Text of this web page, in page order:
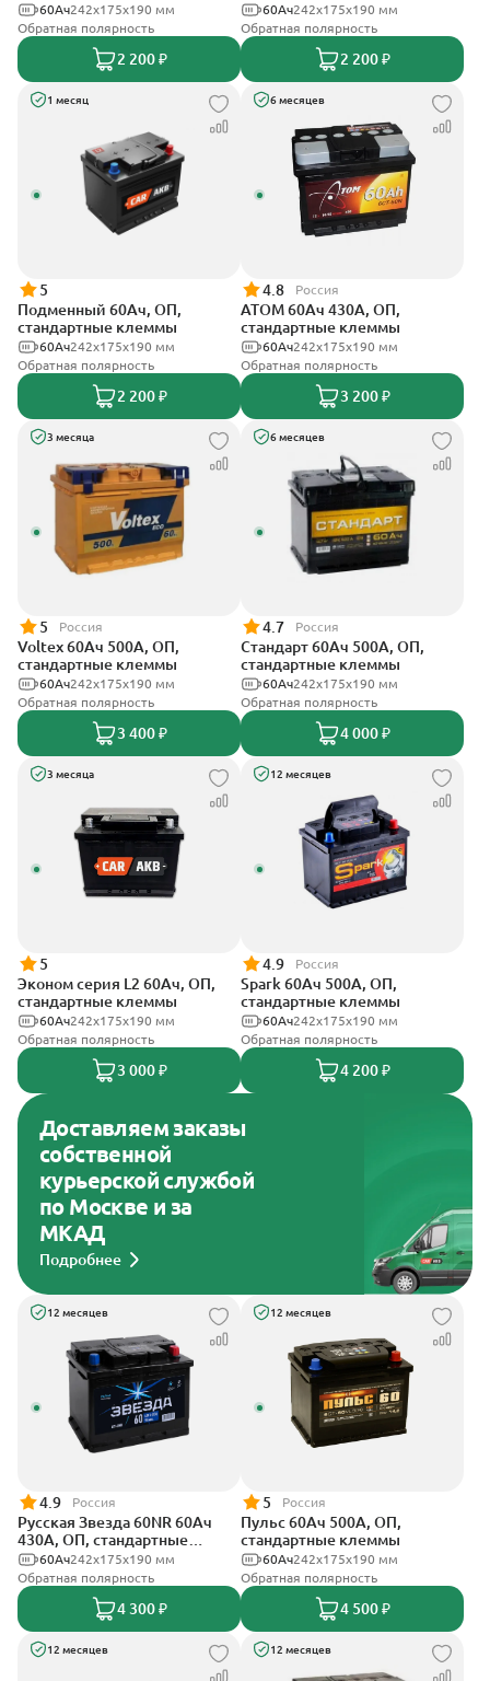
242х175х190 мм
60Ач
Обратная полярность
2 200 ₽
242х175х190 мм
60Ач
Обратная полярность
2 200 ₽
1 месяц
5
Подменный 60Ач, ОП,
стандартные клеммы
242х175х190 мм
60Ач
Обратная полярность
2 200 ₽
6 месяцев
4.8 Россия
АТОМ 60Ач 430А, ОП,
стандартные клеммы
242х175х190 мм
60Ач
Обратная полярность
3 200 ₽
3 месяца
5 Россия
Voltex 60Ач 500А, ОП,
стандартные клеммы
242х175х190 мм
60Ач
Обратная полярность
3 400 ₽
6 месяцев
4.7 Россия
Стандарт 60Ач 500А, ОП,
стандартные клеммы
242x175x190 мм
60Ач
Обратная полярность
4 000 ₽
3 месяца
5
Эконом серия L2 60Ач, ОП,
стандартные клеммы
242х175х190 мм
60Ач
Обратная полярность
3 000 ₽
12 месяцев
4.9 Россия
Spark 60Ач 500А, ОП,
стандартные клеммы
242х175х190 мм
60Ач
Обратная полярность
4 200 ₽
Доставляем заказы
собственной
курьерской службой
по Москве и за
МКАД
Подробнее
12 месяцев
4.9 Россия
Русская Звезда 60NR 60Ач
430А, ОП, стандартные
клеммы242x175x190 мм
60Ач
Обратная полярность
4 300 ₽
12 месяцев
5 Россия
Пульс 60Ач 500А, ОП,
стандартные клеммы
242x175x190 мм
60Ач
Обратная полярность
4 500 ₽
12 месяцев 12 месяцев